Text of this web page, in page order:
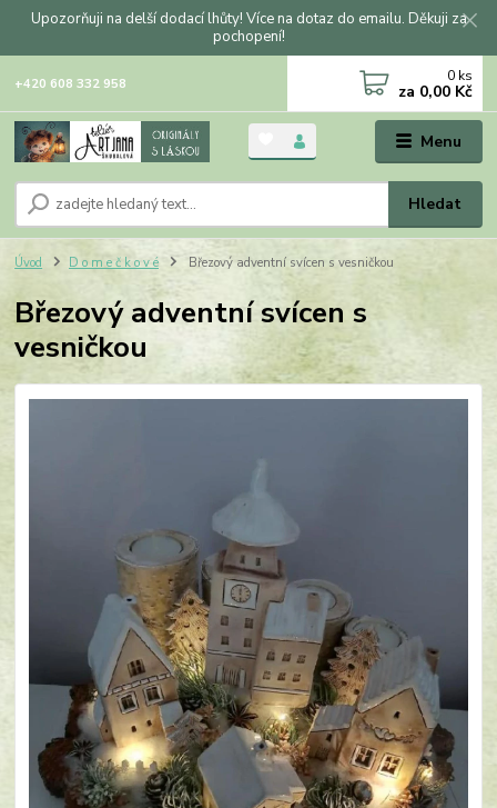
Upozorňuji na delší dodací lhůty! Více na dotaz do emailu. Děkuji za
pochopení!
Menu
Hledat
+420 608 332 958 0 ks
za 0,00 Kč
Úvod D o m e č k o v é Březový adventní svícen s vesničkou
Březový adventní svícen s
vesničkou